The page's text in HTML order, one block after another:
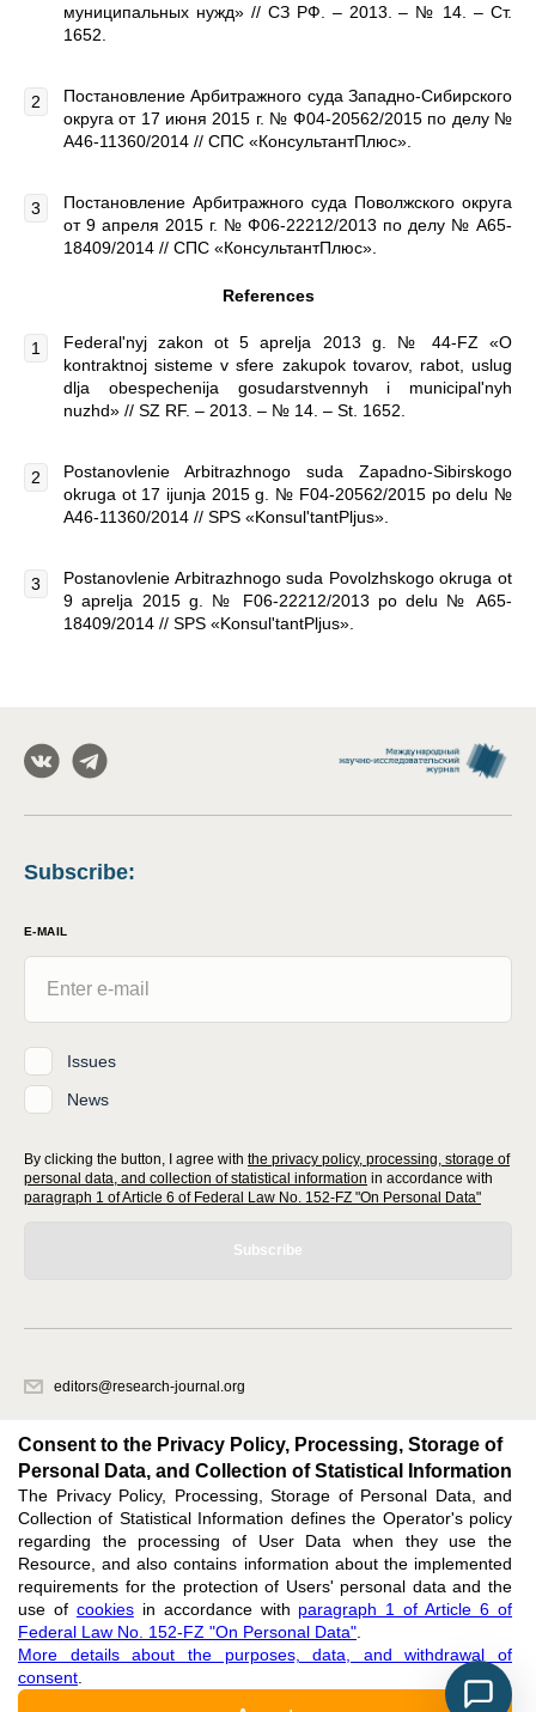
муниципальных нужд» // СЗ РФ. – 2013. – № 14. – Ст.
1652.
Постановление Арбитражного суда Западно-Сибирского
округа от 17 июня 2015 г. № Ф04-20562/2015 по делу №
А46-11360/2014 // СПС «КонсультантПлюс».
Постановление Арбитражного суда Поволжского округа
от 9 апреля 2015 г. № Ф06-22212/2013 по делу № А65-
18409/2014 // СПС «КонсультантПлюс».
References
Federal'nyj zakon ot 5 aprelja 2013 g. № 44-FZ «O
kontraktnoj sisteme v sfere zakupok tovarov, rabot, uslug
dlja obespechenija gosudarstvennyh i municipal'nyh
nuzhd» // SZ RF. – 2013. – № 14. – St. 1652.
Postanovlenie Arbitrazhnogo suda Zapadno-Sibirskogo
okruga ot 17 ijunja 2015 g. № F04-20562/2015 po delu №
A46-11360/2014 // SPS «Konsul'tantPljus».
Postanovlenie Arbitrazhnogo suda Povolzhskogo okruga ot
9 aprelja 2015 g. № F06-22212/2013 po delu № A65-
18409/2014 // SPS «Konsul'tantPljus».
Subscribe:
E-MAIL
Issues
News
By clicking the button, I agree with the privacy policy, processing, storage of
personal data, and collection of statistical information in accordance with
paragraph 1 of Article 6 of Federal Law No. 152-FZ "On Personal Data"
Subscribe
editors@research-journal.org
office 1
Feedback
Support: editors@research-journal.org
ISSN 2227-6017 (ONLINE),ISSN 2303-9868 (PRINT),DOI: 10.60797/IRJ.2227-6017,
ЭЛ № ФС 77 - 80772
Consent to the Privacy Policy, Processing, Storage of
Personal Data, and Collection of Statistical Information
The Privacy Policy, Processing, Storage of Personal Data, and
Collection of Statistical Information defines the Operator's policy
regarding the processing of User Data when they use the
Resource, and also contains information about the implemented
requirements for the protection of Users' personal data and the
use of cookiesin accordance with paragraph 1 of Article 6 of
Federal Law No. 152-FZ "On Personal Data"
More details about the purposes, data, and withdrawal of
consent